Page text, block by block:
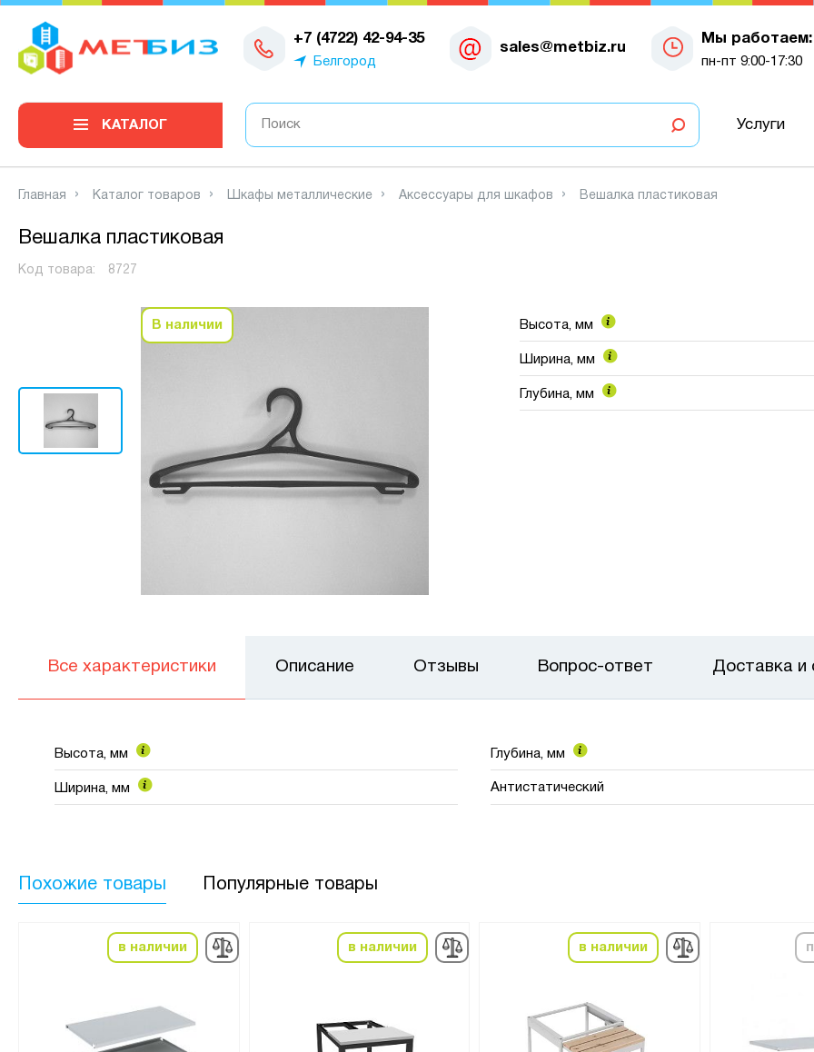
+7 (4722) 42-94-35
Белгород
sales@metbiz.ru
Мы работаем:
пн-пт 9:00-17:30
0
КАТАЛОГ Услуги
Главная Каталог товаров Шкафы металлические Аксессуары для шкафов Вешалка пластиковая
Вешалка пластиковая
Код товара: 8727
В наличии Высота, мм
Ширина, мм
Глубина, мм
Все характеристики
Высота, мм
Ширина, мм
Глубина, мм
Антистатический
Описание Отзывы Вопрос-ответ Доставка и
Похожие товары Популярные товары
в наличии в наличии в наличии